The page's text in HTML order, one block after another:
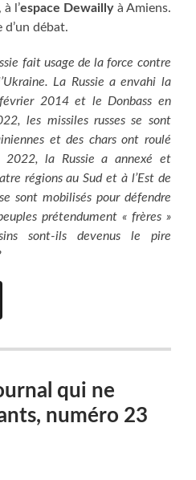
, à l’espace Dewaillyà Amiens.
d’un débat.
fait usage de la force contre
La Russie a envahi la
2014 et le Donbass en
les missiles russes se sont
et des chars ont roulé
2022, la Russie a annexé et
régions au Sud et à l’Est de
sont mobilisés pour défendre
prétendument « frères »
sont-ils devenus le pire
qui ne
numéro 23